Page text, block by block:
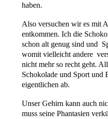
haben.
Also versuchen wir es mit
entkommen. Ich die
schon alt genug sind und
womit vielleicht andere
nicht mehr so recht geht.
Schokolade und Sport und
eigentlichen ab.
Unser Gehirn kann auch
muss seine Phantasien